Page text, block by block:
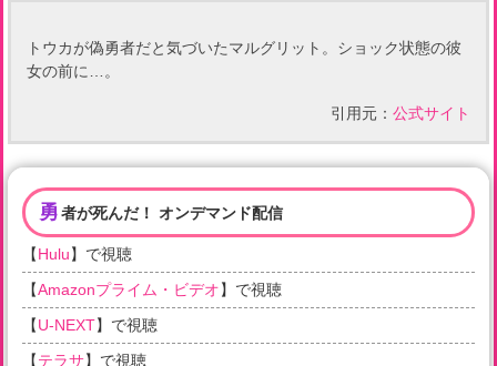
トウカが偽勇者だと気づいたマルグリット。ショック状態の彼
女の前に…。
引用元： 公式サイト
勇者が死んだ！ オンデマンド配信
【Hulu】で視聴
【Amazonプライム・ビデオ】で視聴
【U-NEXT】で視聴
【テラサ】で視聴